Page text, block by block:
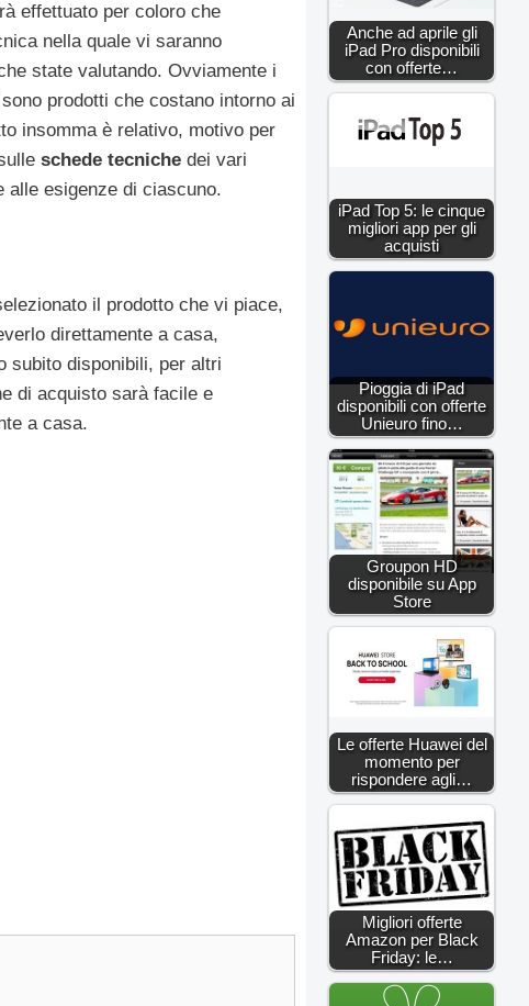
effettuato per coloro che
nella quale vi saranno
state valutando. Ovviamente i
prodotti che costano intorno ai
insomma è relativo, motivo per
schede tecniche dei vari
alle esigenze di ciascuno.
il prodotto che vi piace,
direttamente a casa,
subito disponibili, per altri
di acquisto sarà facile e
a casa.
Anche ad aprile gli
iPad Pro disponibili
con offerte…
iPad Top 5: le cinque
migliori app per gli
acquisti
Pioggia di iPad
disponibili con offerte
Unieuro fino…
Groupon HD
disponibile su App
Store
Le offerte Huawei del
momento per
rispondere agli…
Migliori offerte
Amazon per Black
Friday: le…